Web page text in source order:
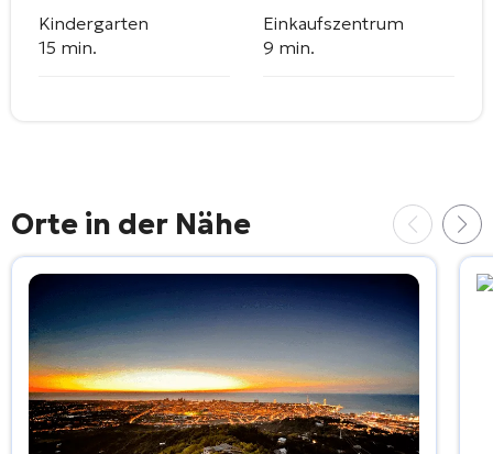
Kindergarten
15 min.
Einkaufszentrum
9 min.
Orte in der Nähe